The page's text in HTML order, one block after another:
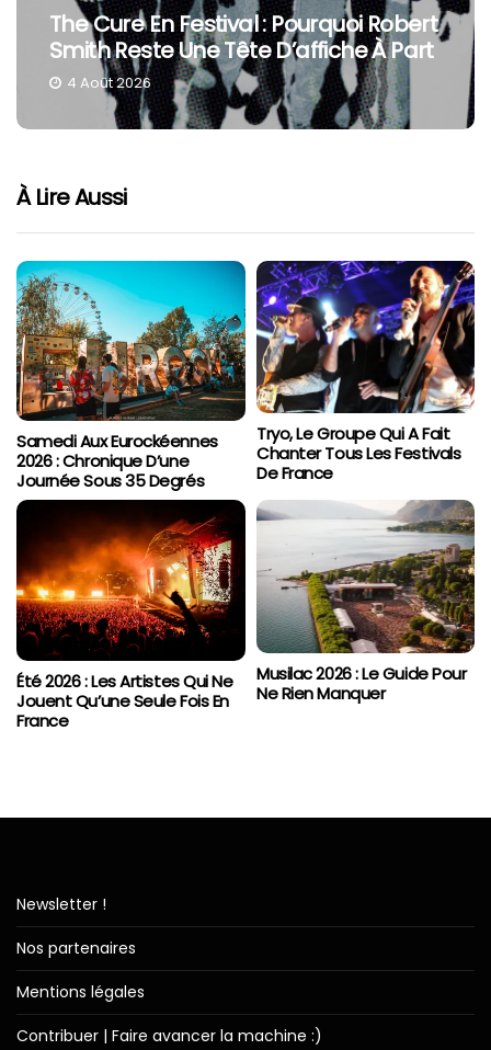
The Cure En Festival : Pourquoi Robert
Smith Reste Une Tête D’affiche À Part
4 Août 2026
À Lire Aussi
Samedi Aux Eurockéennes
2026 : Chronique D’une
Journée Sous 35 Degrés
Tryo, Le Groupe Qui A Fait
Chanter Tous Les Festivals
De France
Été 2026 : Les Artistes Qui Ne
Jouent Qu’une Seule Fois En
France
Musilac 2026 : Le Guide Pour
Ne Rien Manquer
Newsletter !
Nos partenaires
Mentions légales
Contribuer | Faire avancer la machine :)